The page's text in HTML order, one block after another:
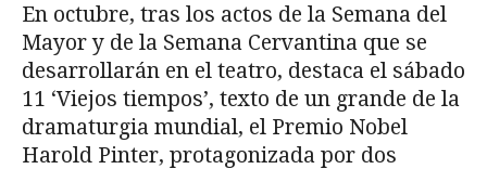
En octubre, tras los actos de la Semana del
Mayor y de la Semana Cervantina que se
desarrollarán en el teatro, destaca el sábado
11 ‘Viejos tiempos’, texto de un grande de la
dramaturgia mundial, el Premio Nobel
Harold Pinter, protagonizada por dos